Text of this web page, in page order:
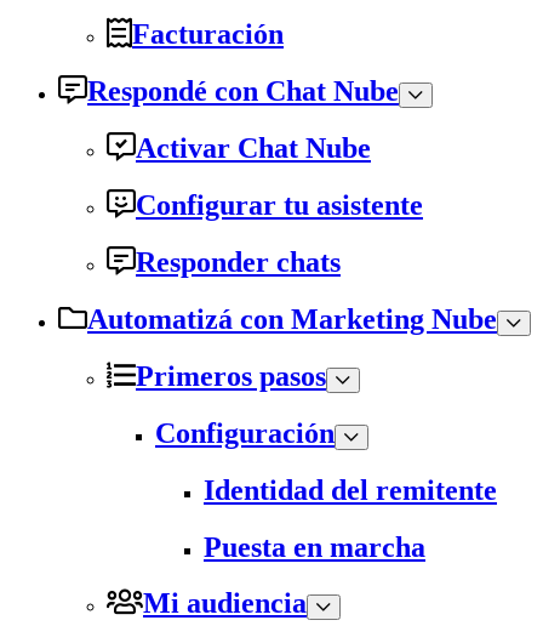
Facturación
Respondé con Chat Nube
Activar Chat Nube
Configurar tu asistente
Responder chats
Automatizá con Marketing Nube
Primeros pasos
Configuración
Identidad del remitente
Puesta en marcha
Mi audiencia